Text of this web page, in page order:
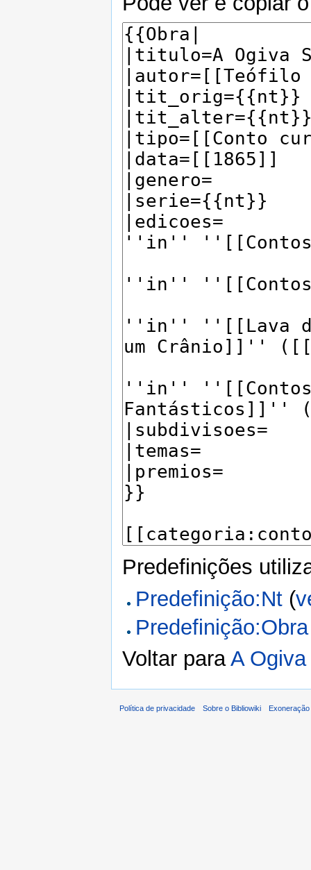
Predefinições
Predefinição:Nt (
Predefinição:Obra
Voltar paraA
Política de privacidade Sobre o Bibliowiki